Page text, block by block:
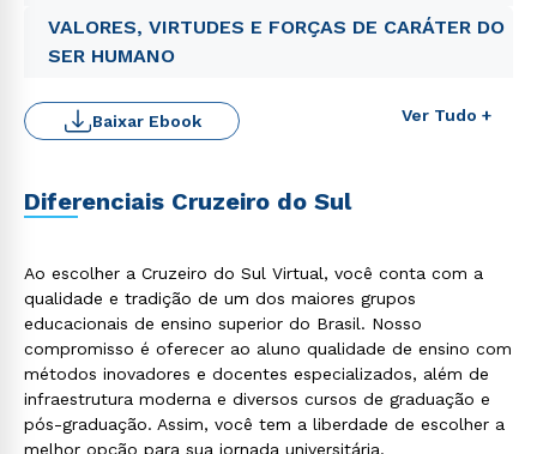
VALORES, VIRTUDES E FORÇAS DE CARÁTER DO
SER HUMANO
Ver Tudo +
Baixar Ebook
Diferenciais Cruzeiro do Sul
Ao escolher a Cruzeiro do Sul Virtual, você conta com a
qualidade e tradição de um dos maiores grupos
educacionais de ensino superior do Brasil. Nosso
compromisso é oferecer ao aluno qualidade de ensino com
métodos inovadores e docentes especializados, além de
infraestrutura moderna e diversos cursos de graduação e
pós-graduação. Assim, você tem a liberdade de escolher a
melhor opção para sua jornada universitária.
Rápido e fácil
WhatsApp
ou